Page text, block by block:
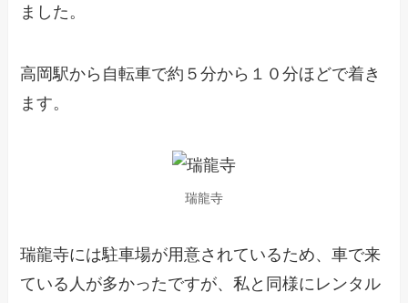
ました。
高岡駅から自転車で約５分から１０分ほどで着き
ます。
瑞龍寺
瑞龍寺には駐車場が用意されているため、車で来
ている人が多かったですが、私と同様にレンタル